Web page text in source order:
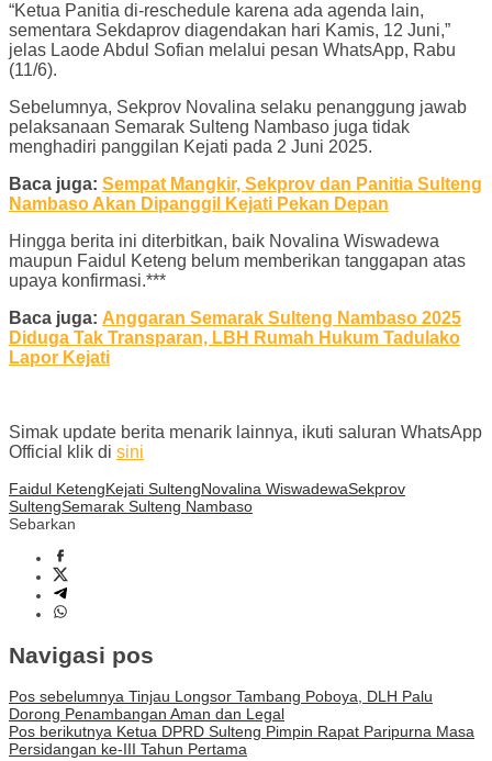
“Ketua Panitia di-reschedule karena ada agenda lain,
sementara Sekdaprov diagendakan hari Kamis, 12 Juni,”
jelas Laode Abdul Sofian melalui pesan WhatsApp, Rabu
(11/6).
Sebelumnya, Sekprov Novalina selaku penanggung jawab
pelaksanaan Semarak Sulteng Nambaso juga tidak
menghadiri panggilan Kejati pada 2 Juni 2025.
Baca juga: Sempat Mangkir, Sekprov dan Panitia Sulteng
Nambaso Akan Dipanggil Kejati Pekan Depan
Hingga berita ini diterbitkan, baik Novalina Wiswadewa
maupun Faidul Keteng belum memberikan tanggapan atas
upaya konfirmasi.***
Baca juga: Anggaran Semarak Sulteng Nambaso 2025
Diduga Tak Transparan, LBH Rumah Hukum Tadulako
Lapor Kejati
Simak update berita menarik lainnya, ikuti saluran WhatsApp
Official klik di sini
Faidul KetengKejati SultengNovalina WiswadewaSekprov
SultengSemarak Sulteng Nambaso
Sebarkan
Navigasi pos
Pos sebelumnya Tinjau Longsor Tambang Poboya, DLH Palu
Dorong Penambangan Aman dan Legal
Pos berikutnya Ketua DPRD Sulteng Pimpin Rapat Paripurna Masa
Persidangan ke-III Tahun Pertama